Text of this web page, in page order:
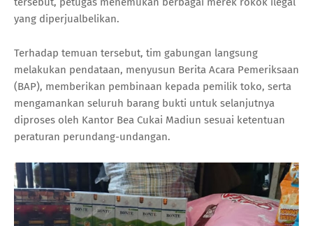
yang diperjualbelikan.
Terhadap temuan tersebut, tim gabungan langsung
melakukan pendataan, menyusun Berita Acara Pemeriksaan
(BAP), memberikan pembinaan kepada pemilik toko, serta
mengamankan seluruh barang bukti untuk selanjutnya
diproses oleh Kantor Bea Cukai Madiun sesuai ketentuan
peraturan perundang-undangan.